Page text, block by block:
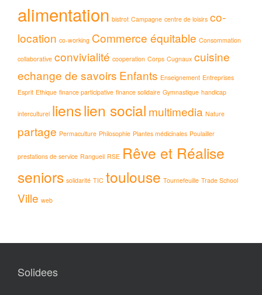
alimentation bistrot Campagne centre de loisirs co-
location co-working Commerce équitable Consommation
collaborative convivialité cooperation Corps Cugnaux cuisine
echange de savoirs Enfants Enseignement Entreprises
Esprit Ethique finance participative finance solidaire Gymnastique handicap
interculturel lienslien social multimedia Nature
partage Permaculture Philosophie Plantes médicinales Poulailler
prestations de service Rangueil RSE Rêve et Réalise
seniors solidarité TIC toulouse Tournefeuille Trade School
Ville web
Solidees